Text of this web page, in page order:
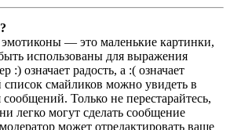
— это маленькие картинки,
использованы для выражения
:) означает радость, а :( означает
смайликов можно увидеть в
Только не перестарайтесь,
легко могут сделать сообщение
может отредактировать ваше